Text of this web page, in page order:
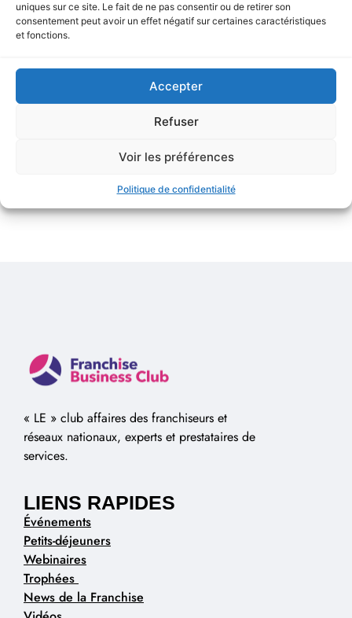
uniques sur ce site. Le fait de ne pas consentir ou de retirer son
consentement peut avoir un effet négatif sur certaines caractéristiques
et fonctions.
Accepter
Refuser
Voir les préférences
Politique de confidentialité
programme de fidélité digital ?
« LE » club affaires des franchiseurs et
réseaux nationaux, experts et prestataires de
services.
LIENS RAPIDES
Événements
Petits-déjeuners
Webinaires
Trophées
News de la Franchise